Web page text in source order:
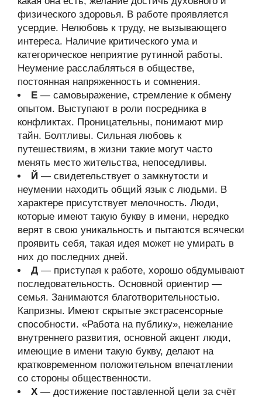
физического здоровья. В работе проявляется
усердие. Нелюбовь к труду, не вызывающего
интереса. Наличие критического ума и
категорическое неприятие рутинной работы.
Неумение расслабляться в обществе,
постоянная напряженность и сомнения.
Е — самовыражение, стремление к обмену
опытом. Выступают в роли посредника в
конфликтах. Проницательны, понимают мир
тайн. Болтливы. Сильная любовь к
путешествиям, в жизни такие могут часто
менять место жительства, непоседливы.
Й — свидетельствует о замкнутости и
неумении находить общий язык с людьми. В
характере присутствует мелочность. Люди,
которые имеют такую букву в имени, нередко
верят в свою уникальность и пытаются всячески
проявить себя, такая идея может не умирать в
них до последних дней.
Д — приступая к работе, хорошо обдумывают
последовательность. Основной ориентир —
семья. Занимаются благотворительностью.
Капризны. Имеют скрытые экстрасенсорные
способности. «Работа на публику», нежелание
внутреннего развития, основной акцент люди,
имеющие в имени такую букву, делают на
кратковременном положительном впечатлении
со стороны общественности.
Х — достижение поставленной цели за счёт